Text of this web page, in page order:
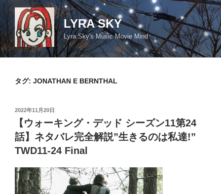
コ
ン
テ
ン
ツ
LYRA SKY
Lyra Sky's Music Movie Mind
タグ: JONATHAN E BERNTHAL
投
日:
2022年11月20日
【ウォーキング・デッド シーズン11第24
話】ネタバレ完全解説”生きるのは私達!”
TWD11-24 Final